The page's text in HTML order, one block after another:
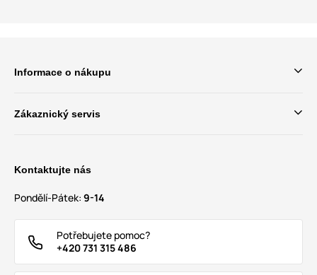
Informace o nákupu
Zákaznický servis
Kontaktujte nás
Pondělí-Pátek: 9-14
Potřebujete pomoc?
+420 731 315 486